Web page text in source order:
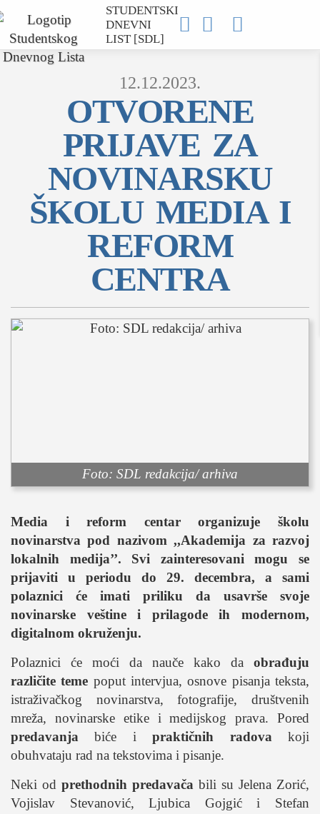
STUDENTSKI
DNEVNI
LIST [SDL]
  
MOJ SDL
prijava
sport
zabava
muzika
moda i stil
studenti
organizacije
konkursi
fakulteti
studentski život
zdravlje
it
kolumna
sdl podkast
STUDENTSKI DNEVNI LIST
12.12.2023.
OTVORENE
PRIJAVE ZA
NOVINARSKU
ŠKOLU MEDIA I
REFORM
CENTRA
Foto: SDL redakcija/ arhiva
Media i reform centar organizuje školu
novinarstva pod nazivom,,Akademija za razvoj
lokalnih medija’’. Svi zainteresovani mogu se
prijaviti u periodu do 29. decembra, a sami
polaznici će imati priliku da usavrše svoje
novinarske veštine i prilagode ih modernom,
digitalnom okruženju.
Polaznici će moći da nauče kako da obrađuju
različite teme poput intervjua, osnove pisanja teksta,
istraživačkog novinarstva, fotografije, društvenih
mreža, novinarske etike i medijskog prava. Pored
predavanja biće ipraktičnih radova koji
obuhvataju rad na tekstovima i pisanje.
Neki od prethodnih predavača bili su Jelena Zorić,
Vojislav Stevanović, Ljubica Gojgić i Stefan